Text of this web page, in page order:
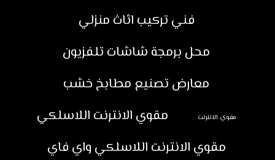
فني تركيب اثاث منزلي
محل برمجة شاشات تلفزيون
معارض تصنيع مطابخ خشب
مقوي الانترنت
مقوي الانترنت اللاسلكي
مقوي الانترنت اللاسلكي واي فاي